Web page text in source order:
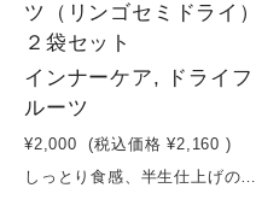
ツ（リンゴセミドライ）
２袋セット
インナーケア, ドライフ
ルーツ
¥2,000 (税込価格 ¥2,160 )
しっとり食感、半生仕上げのセミドライりんご。国産りんごを使用し、砂糖・保存料・香料など一切不使用で仕上げたセミドライフルーツです。水分を適度に残した“半生製法”により、ドライフルーツでありながらしっとりやわらかく、果実に近い食感を実現しました。りんご本来のやさしい甘みとほのかな酸味、みずみずしい香りが口いっぱいに広がり、満足感のある味わいに。そのままはもちろん、ヨーグルトやチーズ、紅茶と合わせることで、より贅沢なひとときを楽しめます。“ナチュラルなのにリッチ”。毎日食べたくなる新しいドライフルーツ体験です。原材料：りんご（岩手県産）容量：５０g×２袋賞味期限：製造日から６ヶ月